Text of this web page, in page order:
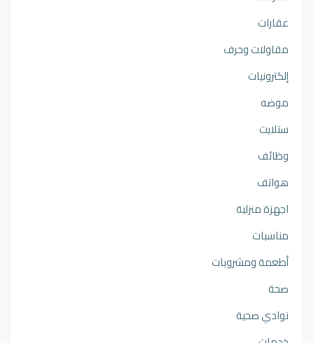
عقارات
مقاولات وحرف
إلكترونيات
موضه
ستلايت
وظائف
هواتف
اجهزة منزلية
مناسبات
أطعمة ومشروبات
صحة
نوادي صحية